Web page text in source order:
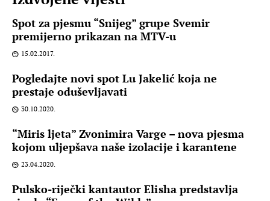
Spot za pjesmu “Snijeg” grupe Svemir
premijerno prikazan na MTV-u
15.02.2017.
Pogledajte novi spot Lu Jakelić koja ne
prestaje oduševljavati
30.10.2020.
“Miris ljeta” Zvonimira Varge – nova pjesma
kojom uljepšava naše izolacije i karantene
23.04.2020.
Pulsko-riječki kantautor Elisha predstavlja